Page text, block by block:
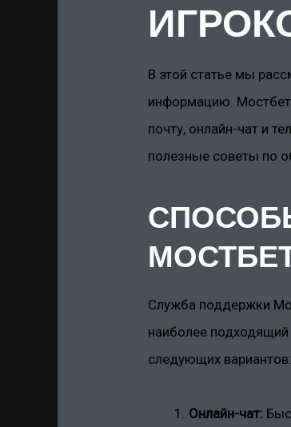
В этой статье мы
информацию. Мостбет
почту, онлайн-чат и
полезные советы по
Служба поддержки
наиболее
следующих вариантов:
Онлайн-чат: